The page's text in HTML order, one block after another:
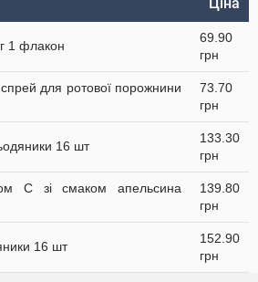
1 флакон
69.90
грн
для ротової порожнини
73.70
грн
16 шт
133.30
грн
C зі смаком апельсина
139.80
грн
16 шт
152.90
грн